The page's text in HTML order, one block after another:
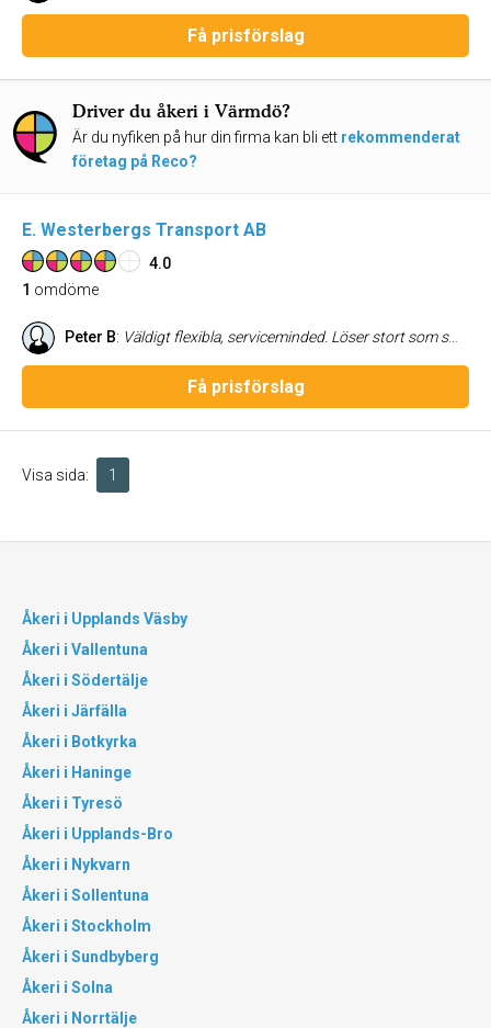
Få prisförslag
Driver du åkeri i Värmdö?
Är du nyfiken på hur din firma kan bli ett rekommenderat
företag på Reco?
E. Westerbergs Transport AB
4.0
1 omdöme
Peter B: Väldigt flexibla, serviceminded. Löser stort som smått med samma härliga inställning.
Få prisförslag
Visa sida: 1
Åkeri i Upplands Väsby
Åkeri i Vallentuna
Åkeri i Södertälje
Åkeri i Järfälla
Åkeri i Botkyrka
Åkeri i Haninge
Åkeri i Tyresö
Åkeri i Upplands-Bro
Åkeri i Nykvarn
Åkeri i Sollentuna
Åkeri i Stockholm
Åkeri i Sundbyberg
Åkeri i Solna
Åkeri i Norrtälje